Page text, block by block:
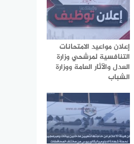
إعلان مواعيد الامتحانات
التنافسية لمرشحي وزارة
العدل والآثار العامة ووزارة
الشباب